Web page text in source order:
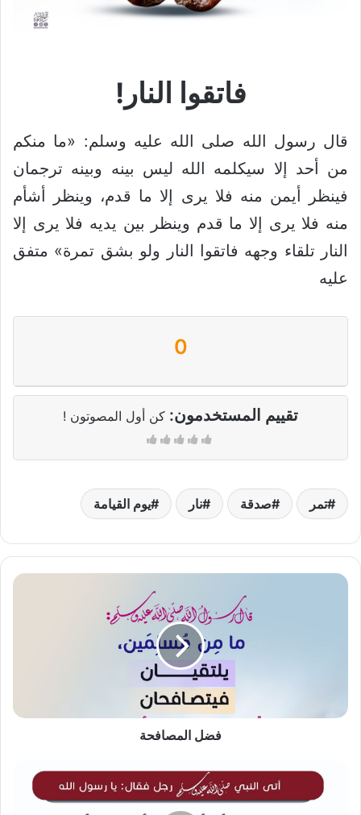
فاتقوا النار!
قال رسول الله صلى الله عليه وسلم: «ما منكم
من أحد إلا سيكلمه الله ليس بينه وبينه ترجمان
فينظر أيمن منه فلا يرى إلا ما قدم، وينظر أشأم
منه فلا يرى إلا ما قدم وينظر بين يديه فلا يرى إلا
النار تلقاء وجهه فاتقوا النار ولو بشق تمرة» متفق
عليه
0
تقييم المستخدمون: كن أول المصوتون !
تمر صدقة نار يوم القيامة
فضل
فضل المصافحة